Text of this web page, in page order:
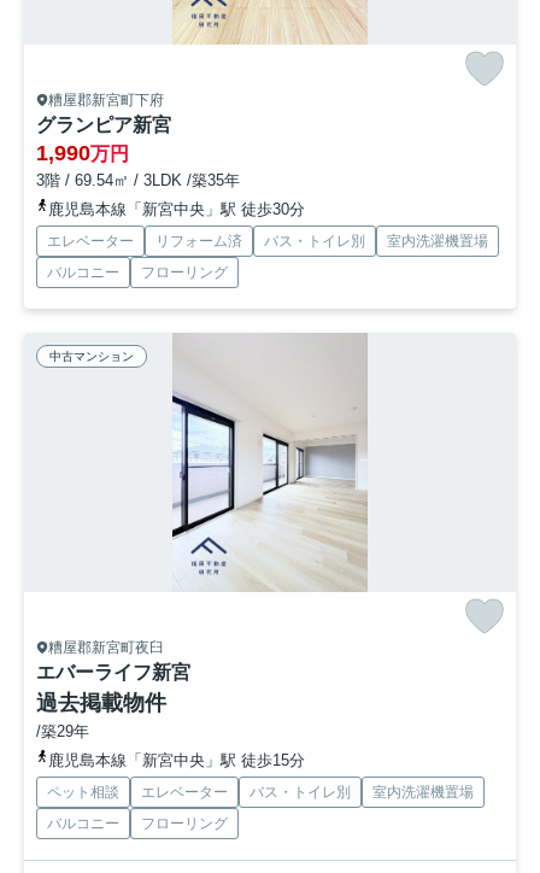
糟屋郡新宮町下府
グランピア新宮
1,990万円
3階 / 69.54㎡ / 3LDK /築35年
鹿児島本線「新宮中央」駅 徒歩30分
エレベーター リフォーム済 バス・トイレ別
室内洗濯機置場
バルコニー
フローリング
中古マンション
糟屋郡新宮町夜臼
エバーライフ新宮
過去掲載物件
/築29年
鹿児島本線「新宮中央」駅 徒歩15分
ペット相談 エレベーター バス・トイレ別
室内洗濯機置場
バルコニー
フローリング